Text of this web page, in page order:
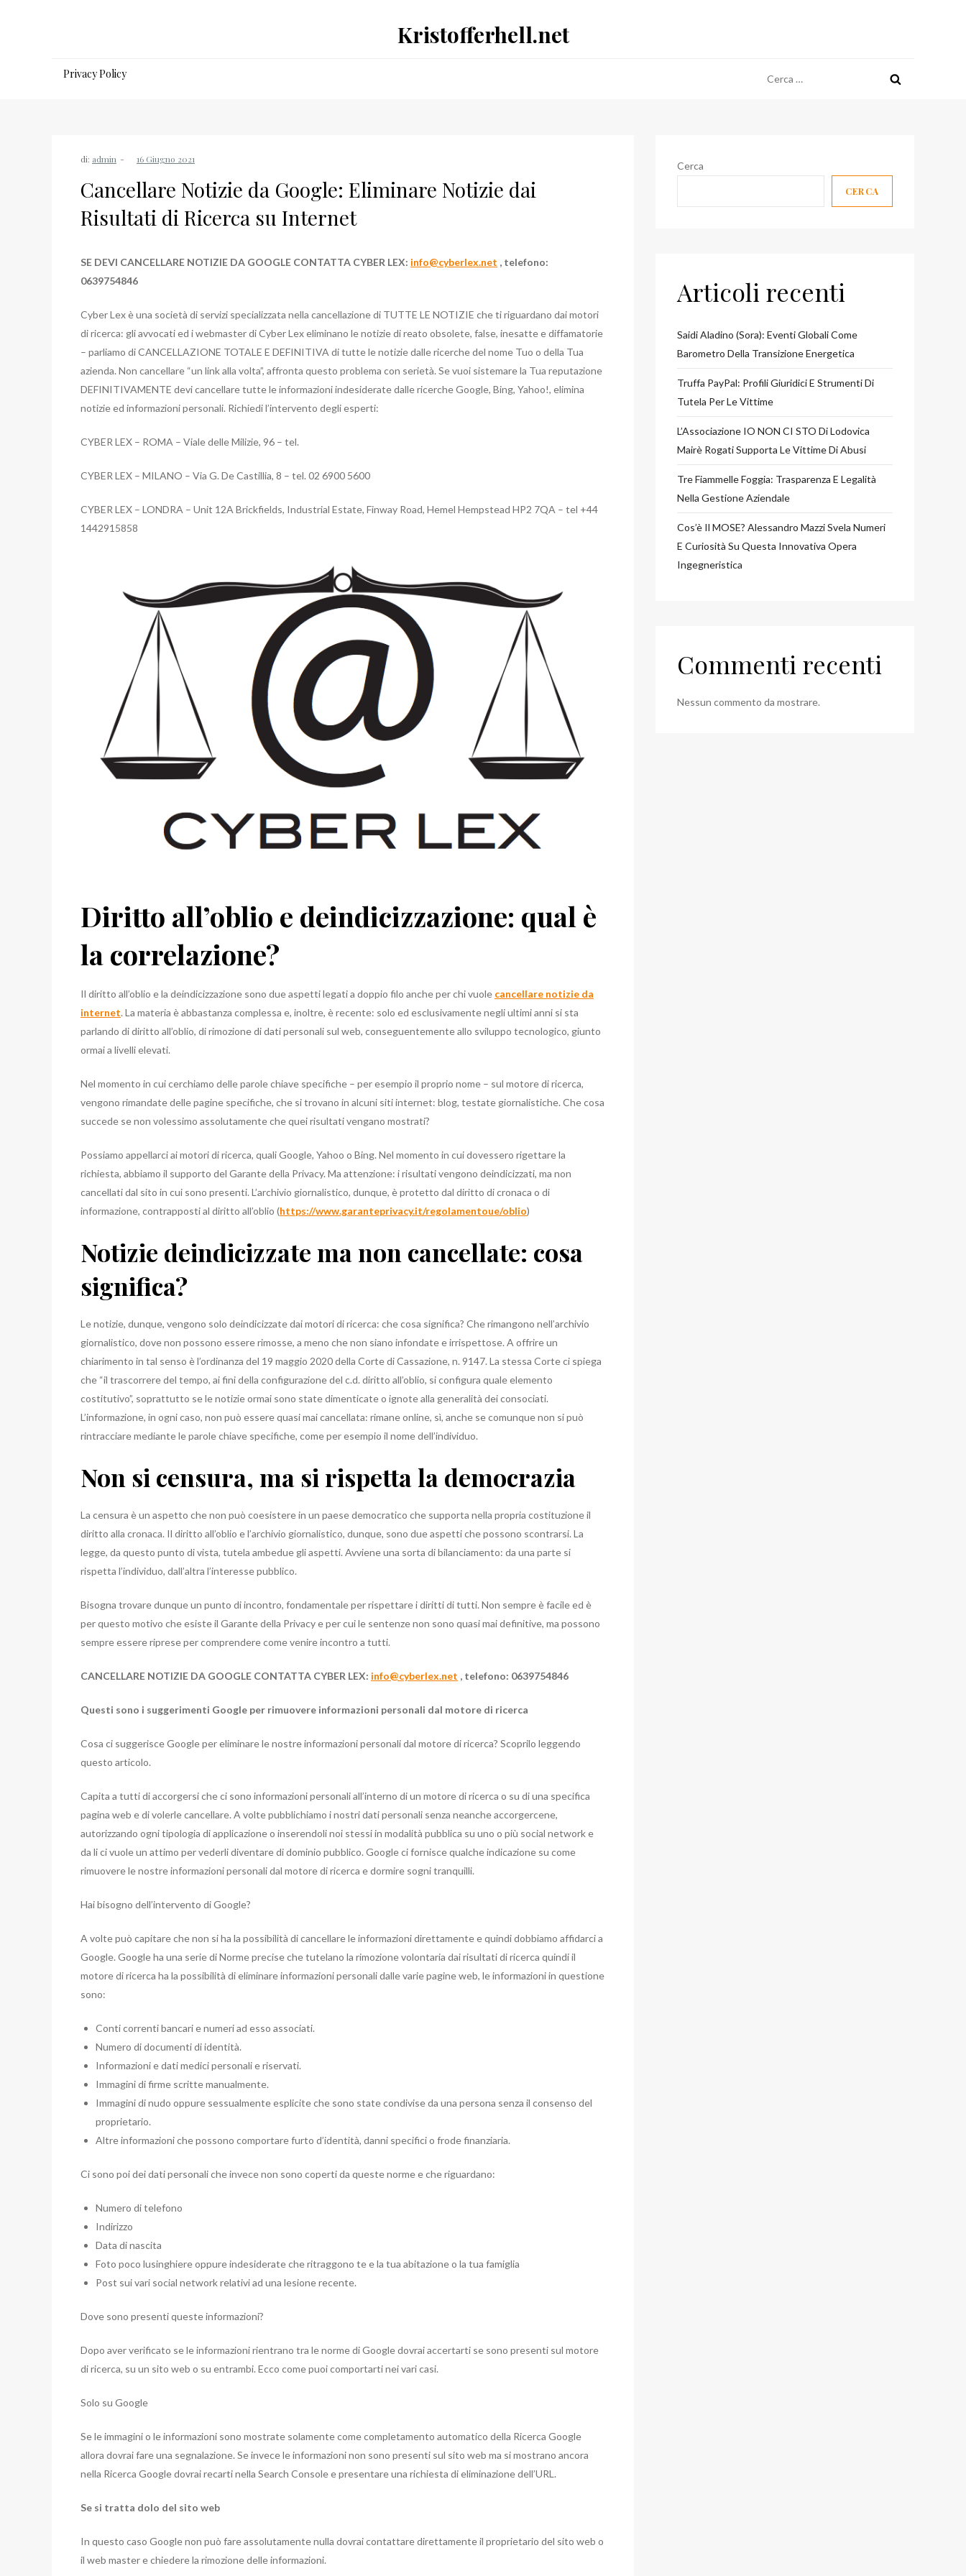
Kristofferhell.net
Privacy Policy
per:
di: admin
Cancellare Notizie da Google: Eliminare Notizie dai
Risultati di Ricerca su Internet
SE DEVI CANCELLARE NOTIZIE DA GOOGLE CONTATTA CYBER LEX: info@cyberlex.net , telefono:
0639754846
Cyber Lex è una società di servizi specializzata nella cancellazione di TUTTE LE NOTIZIE che ti riguardano dai motori
di ricerca: gli avvocati ed i webmaster di Cyber Lex eliminano le notizie di reato obsolete, false, inesatte e diffamatorie
– parliamo di CANCELLAZIONE TOTALE E DEFINITIVA di tutte le notizie dalle ricerche del nome Tuo o della Tua
azienda. Non cancellare “un link alla volta”, affronta questo problema con serietà. Se vuoi sistemare la Tua reputazione
DEFINITIVAMENTE devi cancellare tutte le informazioni indesiderate dalle ricerche Google, Bing, Yahoo!, elimina
notizie ed informazioni personali. Richiedi l’intervento degli esperti:
CYBER LEX – ROMA – Viale delle Milizie, 96 – tel.
CYBER LEX – MILANO – Via G. De Castillia, 8 – tel. 02 6900 5600
CYBER LEX – LONDRA – Unit 12A Brickfields, Industrial Estate, Finway Road, Hemel Hempstead HP2 7QA – tel +44
1442915858
Diritto all’oblio e deindicizzazione: qual è
la correlazione?
Il diritto all’oblio e la deindicizzazione sono due aspetti legati a doppio filo anche per chi vuole cancellare notizie da
internet. La materia è abbastanza complessa e, inoltre, è recente: solo ed esclusivamente negli ultimi anni si sta
parlando di diritto all’oblio, di rimozione di dati personali sul web, conseguentemente allo sviluppo tecnologico, giunto
ormai a livelli elevati.
Nel momento in cui cerchiamo delle parole chiave specifiche – per esempio il proprio nome – sul motore di ricerca,
vengono rimandate delle pagine specifiche, che si trovano in alcuni siti internet: blog, testate giornalistiche. Che cosa
succede se non volessimo assolutamente che quei risultati vengano mostrati?
Possiamo appellarci ai motori di ricerca, quali Google, Yahoo o Bing. Nel momento in cui dovessero rigettare la
richiesta, abbiamo il supporto del Garante della Privacy. Ma attenzione: i risultati vengono deindicizzati, ma non
cancellati dal sito in cui sono presenti. L’archivio giornalistico, dunque, è protetto dal diritto di cronaca o di
informazione, contrapposti al diritto all’oblio (https://www.garanteprivacy.it/regolamentoue/oblio)
Notizie deindicizzate ma non cancellate: cosa
significa?
Le notizie, dunque, vengono solo deindicizzate dai motori di ricerca: che cosa significa? Che rimangono nell’archivio
giornalistico, dove non possono essere rimosse, a meno che non siano infondate e irrispettose. A offrire un
chiarimento in tal senso è l’ordinanza del 19 maggio 2020 della Corte di Cassazione, n. 9147. La stessa Corte ci spiega
che “il trascorrere del tempo, ai fini della configurazione del c.d. diritto all’oblio, si configura quale elemento
costitutivo”, soprattutto se le notizie ormai sono state dimenticate o ignote alla generalità dei consociati.
L’informazione, in ogni caso, non può essere quasi mai cancellata: rimane online, sì, anche se comunque non si può
rintracciare mediante le parole chiave specifiche, come per esempio il nome dell’individuo.
Non si censura, ma si rispetta la democrazia
La censura è un aspetto che non può coesistere in un paese democratico che supporta nella propria costituzione il
diritto alla cronaca. Il diritto all’oblio e l’archivio giornalistico, dunque, sono due aspetti che possono scontrarsi. La
legge, da questo punto di vista, tutela ambedue gli aspetti. Avviene una sorta di bilanciamento: da una parte si
rispetta l’individuo, dall’altra l’interesse pubblico.
Bisogna trovare dunque un punto di incontro, fondamentale per rispettare i diritti di tutti. Non sempre è facile ed è
per questo motivo che esiste il Garante della Privacy e per cui le sentenze non sono quasi mai definitive, ma possono
sempre essere riprese per comprendere come venire incontro a tutti.
CANCELLARE NOTIZIE DA GOOGLE CONTATTA CYBER LEX: info@cyberlex.net , telefono: 0639754846
Questi sono i suggerimenti Google per rimuovere informazioni personali dal motore di ricerca
Cosa ci suggerisce Google per eliminare le nostre informazioni personali dal motore di ricerca? Scoprilo leggendo
questo articolo.
Capita a tutti di accorgersi che ci sono informazioni personali all’interno di un motore di ricerca o su di una specifica
pagina web e di volerle cancellare. A volte pubblichiamo i nostri dati personali senza neanche accorgercene,
autorizzando ogni tipologia di applicazione o inserendoli noi stessi in modalità pubblica su uno o più social network e
da li ci vuole un attimo per vederli diventare di dominio pubblico. Google ci fornisce qualche indicazione su come
rimuovere le nostre informazioni personali dal motore di ricerca e dormire sogni tranquilli.
Hai bisogno dell’intervento di Google?
A volte può capitare che non si ha la possibilità di cancellare le informazioni direttamente e quindi dobbiamo affidarci a
Google. Google ha una serie di Norme precise che tutelano la rimozione volontaria dai risultati di ricerca quindi il
motore di ricerca ha la possibilità di eliminare informazioni personali dalle varie pagine web, le informazioni in questione
sono:
Conti correnti bancari e numeri ad esso associati.
Numero di documenti di identità.
Informazioni e dati medici personali e riservati.
Immagini di firme scritte manualmente.
Immagini di nudo oppure sessualmente esplicite che sono state condivise da una persona senza il consenso del
proprietario.
Altre informazioni che possono comportare furto d’identità, danni specifici o frode finanziaria.
Ci sono poi dei dati personali che invece non sono coperti da queste norme e che riguardano:
Numero di telefono
Indirizzo
Data di nascita
Foto poco lusinghiere oppure indesiderate che ritraggono te e la tua abitazione o la tua famiglia
Post sui vari social network relativi ad una lesione recente.
Dove sono presenti queste informazioni?
Dopo aver verificato se le informazioni rientrano tra le norme di Google dovrai accertarti se sono presenti sul motore
di ricerca, su un sito web o su entrambi. Ecco come puoi comportarti nei vari casi.
Solo su Google
Se le immagini o le informazioni sono mostrate solamente come completamento automatico della Ricerca Google
allora dovrai fare una segnalazione. Se invece le informazioni non sono presenti sul sito web ma si mostrano ancora
nella Ricerca Google dovrai recarti nella Search Console e presentare una richiesta di eliminazione dell’URL.
Se si tratta dolo del sito web
In questo caso Google non può fare assolutamente nulla dovrai contattare direttamente il proprietario del sito web o
il web master e chiedere la rimozione delle informazioni.
Cerca
CERCA
Articoli recenti
Saidi Aladino (Sora): Eventi Globali Come
Barometro Della Transizione Energetica
Truffa PayPal: Profili Giuridici E Strumenti Di
Tutela Per Le Vittime
L’Associazione IO NON CI STO Di Lodovica
Mairè Rogati Supporta Le Vittime Di Abusi
Tre Fiammelle Foggia: Trasparenza E Legalità
Nella Gestione Aziendale
Cos’è Il MOSE? Alessandro Mazzi Svela Numeri
E Curiosità Su Questa Innovativa Opera
Ingegneristica
Commenti recenti
Nessun commento da mostrare.